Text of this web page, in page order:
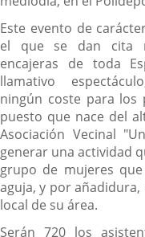
Este evento de
el que se dan cita
encajeras de toda
llamativo
ningún coste para los
puesto que nace del
Asociación Vecinal
generar una actividad
grupo de mujeres
aguja, y por
local de su área.
Serán 720 los